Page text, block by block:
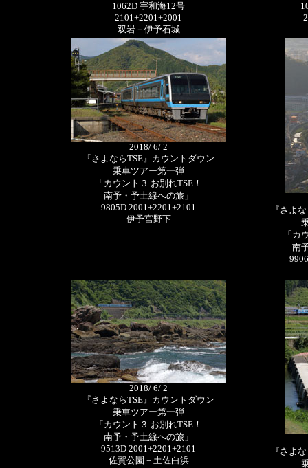
1062D 宇和海12号
2101+2201+2001
双岩－伊予石城
2018/ 6/ 2
『さよならTSE』カウントダウン
乗車ツアー第一弾
「カウント３ お別れTSE！
南予・予土線への旅」
9805D 2001+2201+2101
伊予宮野下
『さよ
「カ
南
2018/ 6/ 2
『さよならTSE』カウントダウン
乗車ツアー第一弾
「カウント３ お別れTSE！
南予・予土線への旅」
9513D 2001+2201+2101
佐賀公園－土佐白浜
『さよ